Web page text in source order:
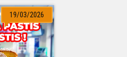
19/03/2026